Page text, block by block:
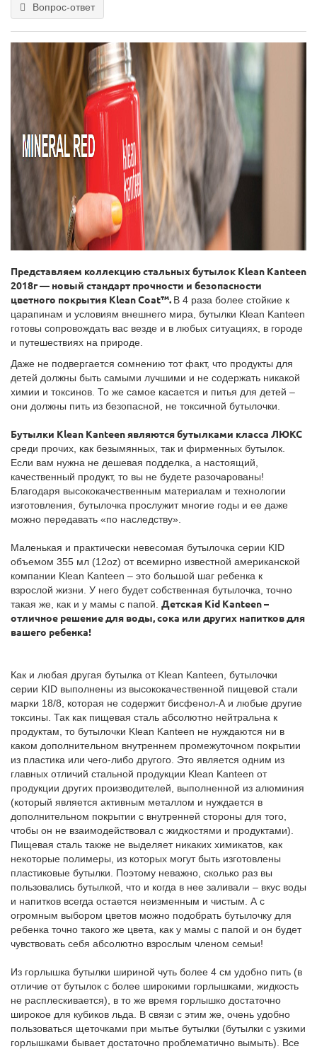
Вопрос-ответ
Представляем коллекцию стальных бутылок Klean Kanteen
2018г — новый стандарт прочности и безопасности
цветного покрытия Klean Coat™. В 4 раза более стойкие к
царапинам и условиям внешнего мира, бутылки Klean Kanteen
готовы сопровождать вас везде и в любых ситуациях, в городе
и путешествиях на природе.
Даже не подвергается сомнению тот факт, что продукты для
детей должны быть самыми лучшими и не содержать никакой
химии и токсинов. То же самое касается и питья для детей –
они должны пить из безопасной, не токсичной бутылочки.
Бутылки Klean Kanteen являются бутылками класса ЛЮКС
среди прочих, как безымянных, так и фирменных бутылок.
Если вам нужна не дешевая подделка, а настоящий,
качественный продукт, то вы не будете разочарованы!
Благодаря высококачественным материалам и технологии
изготовления, бутылочка прослужит многие годы и ее даже
можно передавать «по наследству».
Маленькая и практически невесомая бутылочка серии KID
объемом 355 мл (12oz) от всемирно известной американской
компании Klean Kanteen – это большой шаг ребенка к
взрослой жизни. У него будет собственная бутылочка, точно
такая же, как и у мамы с папой. Детская Kid Kanteen –
отличное решение для воды, сока или других напитков для
вашего ребенка!
Как и любая другая бутылка от Klean Kanteen, бутылочки
серии KID выполнены из высококачественной пищевой стали
марки 18/8, которая не содержит бисфенол-А и любые другие
токсины. Так как пищевая сталь абсолютно нейтральна к
продуктам, то бутылочки Klean Kanteen не нуждаются ни в
каком дополнительном внутреннем промежуточном покрытии
из пластика или чего-либо другого. Это является одним из
главных отличий стальной продукции Klean Kanteen от
продукции других производителей, выполненной из алюминия
(который является активным металлом и нуждается в
дополнительном покрытии с внутренней стороны для того,
чтобы он не взаимодействовал с жидкостями и продуктами).
Пищевая сталь также не выделяет никаких химикатов, как
некоторые полимеры, из которых могут быть изготовлены
пластиковые бутылки. Поэтому неважно, сколько раз вы
пользовались бутылкой, что и когда в нее заливали – вкус воды
и напитков всегда остается неизменным и чистым. А с
огромным выбором цветов можно подобрать бутылочку для
ребенка точно такого же цвета, как у мамы с папой и он будет
чувствовать себя абсолютно взрослым членом семьи!
Из горлышка бутылки шириной чуть более 4 см удобно пить (в
отличие от бутылок с более широкими горлышками, жидкость
не расплескивается), в то же время горлышко достаточно
широкое для кубиков льда. В связи с этим же, очень удобно
пользоваться щеточками при мытье бутылки (бутылки с узкими
горлышками бывает достаточно проблематично вымыть). Все